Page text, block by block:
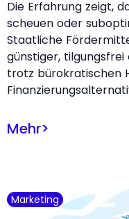
Die Erfahrung zeigt,
scheuen oder
Staatliche
günstiger,
trotz bürokratischen
Mehr>
Marketing